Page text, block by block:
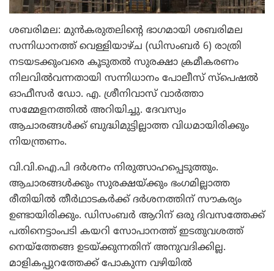
ശബരിമല: മുന്‍കരുതലിന്റെ ഭാഗമായി ശബരിമല
സന്നിധാനത്ത് വെള്ളിയാഴ്ച (ഡിസംബര്‍ 6) രാത്രി
നടയടക്കുംവരെ കൂടുതല്‍ സുരക്ഷാ ക്രമീകരണം
നിലവില്‍വന്നതായി സന്നിധാനം പോലീസ് സ്‌പെഷല്‍
ഓഫീസര്‍ ഡോ. എ. ശ്രീനിവാസ് വാര്‍ത്താ
സമ്മേളനത്തില്‍ അറിയിച്ചു. ദേവസ്വം
ആചാരങ്ങള്‍ക്ക് ബുദ്ധിമുട്ടില്ലാത്ത വിധമായിരിക്കും
നിയന്ത്രണം.
വി.വി.ഐ.പി ദര്‍ശനം നിരുത്സാഹപ്പെടുത്തും.
ആചാരങ്ങള്‍ക്കും സുരക്ഷയ്ക്കും ഭംഗമില്ലാത്ത
രീതിയില്‍ തീര്‍ഥാടകര്‍ക്ക് ദര്‍ശനത്തിന് സൗകര്യം
ഉണ്ടായിരിക്കും. ഡിസംബര്‍ ആറിന് ഒരു ദിവസത്തേക്ക്
പതിനെട്ടാംപടി കയറി സോപാനത്ത് ഇടതുവശത്ത്
നെയ്‌ത്തേങ്ങ ഉടയ്ക്കുന്നതിന് അനുവദിക്കില്ല.
മാളികപ്പുറത്തേക്ക് പോകുന്ന വഴിയില്‍